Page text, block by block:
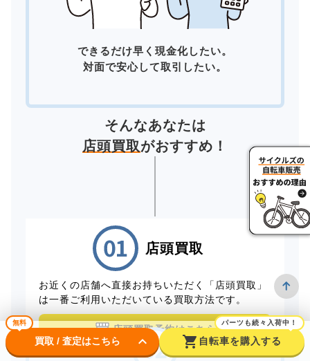
できるだけ早く現金化したい。
対面で安心して取引したい。
そんなあなたは
店頭買取がおすすめ！
店頭買取
お近くの店舗へ直接お持ちいただく「店頭買取」
は一番ご利用いただいている買取方法です。
店頭買取予約はこちら
無料
買取 / 査定はこちら keyboard_arrow_down shopping_cart
パーツも続々入荷中！
自転車を購入する